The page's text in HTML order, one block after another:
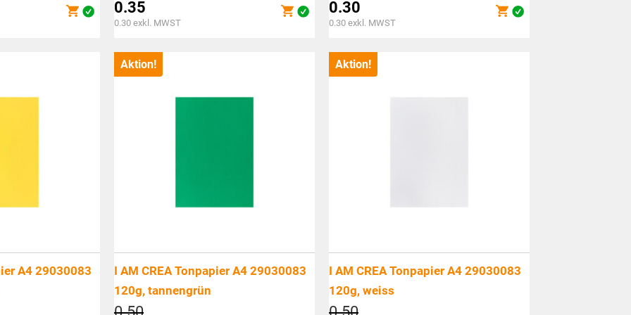
Preis
war:
0.35
Aktueller
ist:
CHF0.35.
0.30 exkl. MWST
Preis
war:
0.30
Aktueller
ist:
CHF0.30.
0.30 exkl. MWST
A4 29030083
Aktion!
I AM CREA Tonpapier A4 29030083
120g, tannengrün
Ursprünglicher
Aktion!
I AM CREA Tonpapier A4 29030083
120g, weiss
Ursprünglicher